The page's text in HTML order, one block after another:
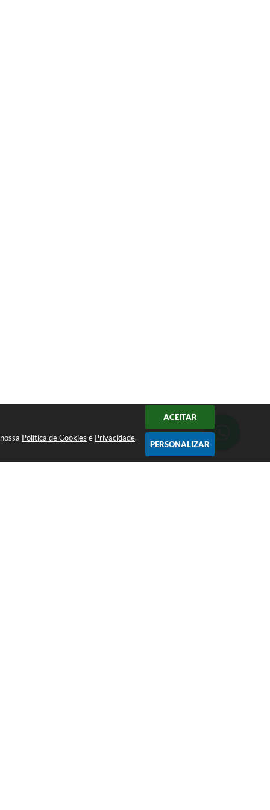
Política de Cookies e Privacidade.
ACEITAR
PERSONALIZAR